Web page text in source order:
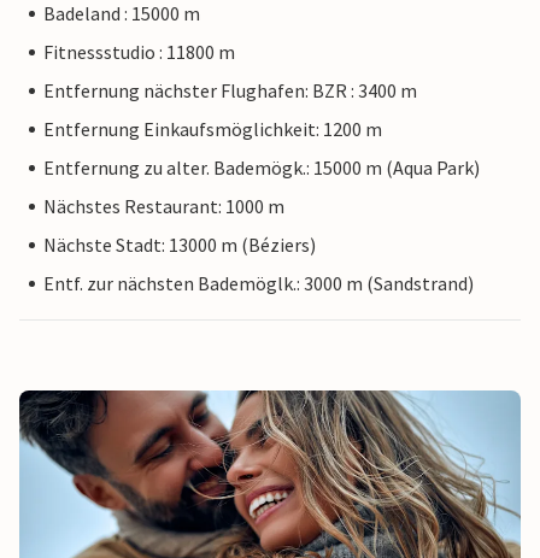
Badeland : 15000 m
Fitnessstudio : 11800 m
Entfernung nächster Flughafen: BZR : 3400 m
Entfernung Einkaufsmöglichkeit: 1200 m
Entfernung zu alter. Bademögk.: 15000 m (Aqua Park)
Nächstes Restaurant: 1000 m
Nächste Stadt: 13000 m (Béziers)
Entf. zur nächsten Bademöglk.: 3000 m (Sandstrand)